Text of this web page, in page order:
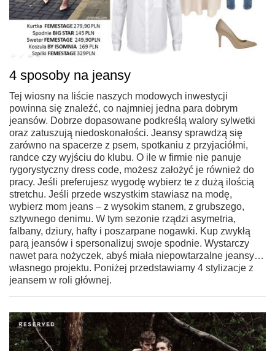
4 sposoby na jeansy
Tej wiosny na liście naszych modowych inwestycji
powinna się znaleźć, co najmniej jedna para dobrym
jeansów. Dobrze dopasowane podkreślą walory sylwetki
oraz zatuszują niedoskonałości. Jeansy sprawdzą się
zarówno na spacerze z psem, spotkaniu z przyjaciółmi,
randce czy wyjściu do klubu. O ile w firmie nie panuje
rygorystyczny dress code, możesz założyć je również do
pracy. Jeśli preferujesz wygodę wybierz te z dużą ilością
stretchu. Jeśli przede wszystkim stawiasz na modę,
wybierz mom jeans – z wysokim stanem, z grubszego,
sztywnego denimu. W tym sezonie rządzi asymetria,
falbany, dziury, hafty i poszarpane nogawki. Kup zwykłą
parą jeansów i spersonalizuj swoje spodnie. Wystarczy
nawet para nożyczek, abyś miała niepowtarzalne jeansy…
własnego projektu. Poniżej przedstawiamy 4 stylizacje z
jeansem w roli głównej.